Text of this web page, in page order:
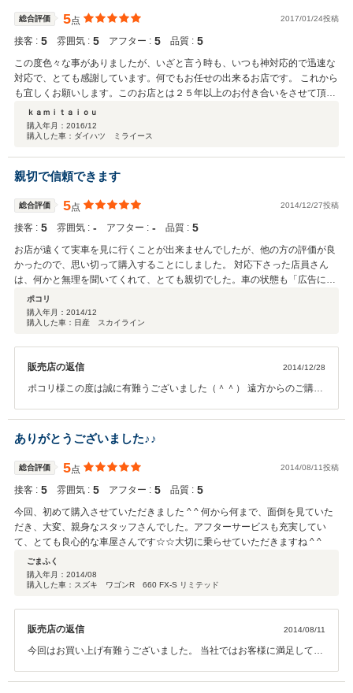
総合評価 5点 2017/01/24投稿
接客 : 5 雰囲気 : 5 アフター : 5 品質 : 5
この度色々な事がありましたが、いざと言う時も、いつも神対応的で迅速な
対応で、とても感謝しています。何でもお任せの出来るお店です。 これから
も宜しくお願いします。このお店とは２５年以上のお付き合いをさせて頂い
ております。
ｋａｍｉｔａｉｏｕ
購入年月： 2016/12
購入した車：ダイハツ ミライース
親切で信頼できます
総合評価 5点 2014/12/27投稿
接客 : 5 雰囲気 : ‐ アフター : ‐ 品質 : 5
お店が遠くて実車を見に行くことが出来ませんでしたが、他の方の評価が良
かったので、思い切って購入することにしました。 対応下さった店員さん
は、何かと無理を聞いてくれて、とても親切でした。車の状態も「広告に偽
り無し」でとても綺麗で非常に満足しています。今回はどうも有難うござい
ました。
ポコリ
購入年月： 2014/12
購入した車：日産 スカイライン
販売店の返信 2014/12/28
ポコリ様この度は誠に有難うございました（＾＾） 遠方からのご購入
たく思っております。 お取引もスムーズにしていただき有難うござい
ました。 またご縁がありましたらよろしくお願い致します。 機会が御
座いましたら、お気軽にご来店ご連絡いただければと思います。 この
度は有難う御座いました。
ありがとうございました♪♪
総合評価 5点 2014/08/11投稿
接客 : 5 雰囲気 : 5 アフター : 5 品質 : 5
今回、初めて購入させていただきました ^ ^ 何から何まで、面倒を見ていた
だき、大変、親身なスタッフさんでした。アフターサービスも充実してい
て、とても良心的な車屋さんです☆☆大切に乗らせていただきますね ^ ^
ごまふく
購入年月： 2014/08
購入した車：スズキ ワゴンR 660 FX-S リミテッド
販売店の返信 2014/08/11
今回はお買い上げ有難うございました。 当社ではお客様に満足しても
す。 これからもよろしくお願い致します。